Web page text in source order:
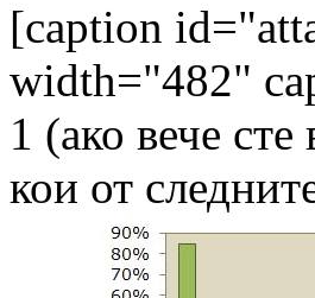
[caption
width="482"
1 (ако вече
кои от